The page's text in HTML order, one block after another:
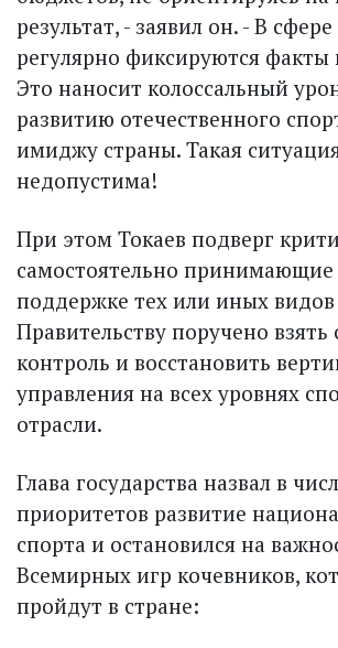
результат, - заявил он. - В
регулярно фиксируются факты
Это наносит колоссальный
развитию отечественного
имиджу страны. Такая
недопустима!
При этом Токаев подверг
самостоятельно
поддержке тех или иных видов
Правительству поручено
контроль и восстановить
управления на всех уровнях
отрасли.
Глава государства назвал в
приоритетов развитие
спорта и остановился на
Всемирных игр кочевников,
пройдут в стране: